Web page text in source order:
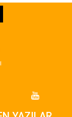
ve günlük
seçenek
özellikleriyle
tarzına
ile birlikte